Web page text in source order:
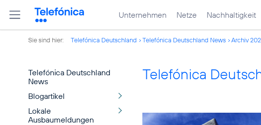
Unternehmen Netze Nachhaltigkeit
Sie sind hier: Telefónica Deutschland Telefónica Deutschland News Archiv
Telefónica Deutschland
News
Blogartikel
Lokale
Ausbaumeldungen
Telefónica